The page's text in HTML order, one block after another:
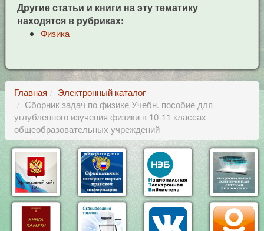
Другие статьи и книги на эту тематику
находятся в рубриках:
Физика
Главная
Электронный каталог
Сборник задач по физике Учебн. пособие для
углубленного изучения физики в 10-11 классах
общеобразовательных учреждений